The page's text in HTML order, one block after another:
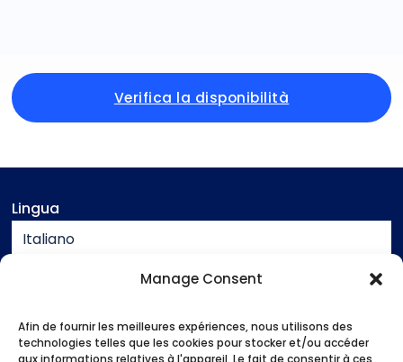
Manage Consent
Afin de fournir les meilleures expériences, nous utilisons des
technologies telles que les cookies pour stocker et/ou accéder
aux informations relatives à l'appareil. Le fait de consentir à ces
Verifica la disponibilità
Lingua
Italiano
Assistenza